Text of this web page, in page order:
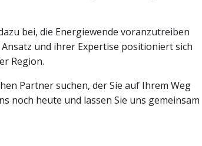
bei, die Energiewende voranzutreiben
und ihrer Expertise positioniert sich
Region.
Partner suchen, der Sie auf Ihrem Weg
noch heute und lassen Sie uns gemeinsam